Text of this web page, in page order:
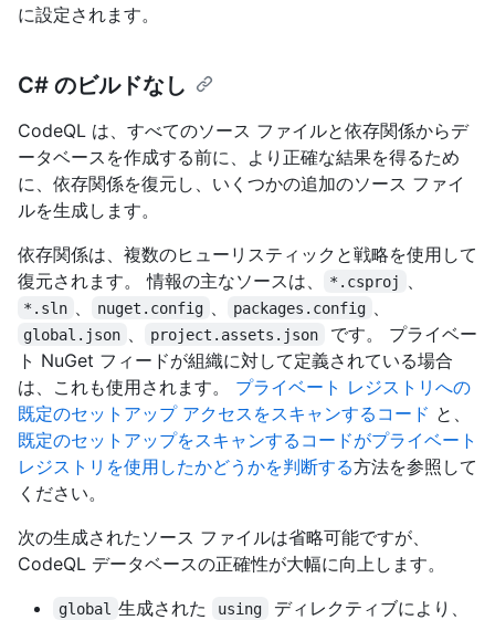
に設定されます。
C# のビルドなし
CodeQL は、すべてのソース ファイルと依存関係からデ
ータベースを作成する前に、より正確な結果を得るため
に、依存関係を復元し、いくつかの追加のソース ファイ
ルを生成します。
依存関係は、複数のヒューリスティックと戦略を使用して
復元されます。 情報の主なソースは、
*.csproj
*.sln nuget.config packages.config
global.json project.assets.json
です。 プライベー
ト NuGet フィードが組織に対して定義されている場合
は、これも使用されます。 プライベート レジストリへの
既定のセットアップ アクセスをスキャンするコード と、
既定のセットアップをスキャンするコードがプライベート
レジストリを使用したかどうかを判断する方法を参照して
ください。
次の生成されたソース ファイルは省略可能ですが、
CodeQL データベースの正確性が大幅に向上します。
global 生成された using
ディレクティブにより、